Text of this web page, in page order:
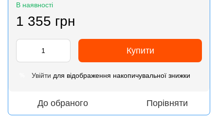
В наявності
1 355 грн
Купити
Увійти для відображення накопичувальної знижки
До обраного Порівняти